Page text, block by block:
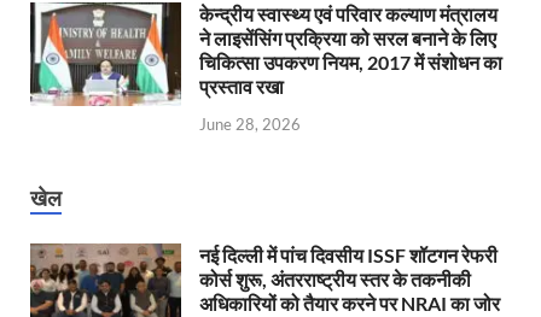
केन्‍द्रीय स्वास्थ्य एवं परिवार कल्याण मंत्रालय
ने लाइसेंसिंग प्रक्रिया को सरल बनाने के लिए
चिकित्सा उपकरण नियम, 2017 में संशोधन का
प्रस्ताव रखा
June 28, 2026
खेल
नई दिल्ली में पांच दिवसीय ISSF शॉटगन रेफरी
कोर्स शुरू, अंतरराष्ट्रीय स्तर के तकनीकी
अधिकारियों को तैयार करने पर NRAI का जोर